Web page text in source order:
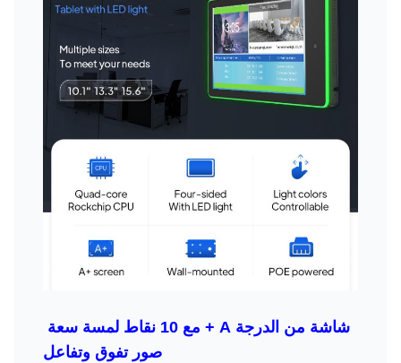
شاشة من الدرجة A + مع 10 نقاط لمسة سعة ️
صور تفوق وتفاعل